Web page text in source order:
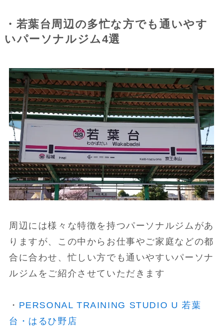
・若葉台周辺の多忙な方でも通いやす
いパーソナルジム4選
周辺には様々な特徴を持つパーソナルジムがあ
りますが、この中からお仕事やご家庭などの都
合に合わせ、忙しい方でも通いやすいパーソナ
ルジムをご紹介させていただきます
・ PERSONAL TRAINING STUDIO U 若葉
台・はるひ野店